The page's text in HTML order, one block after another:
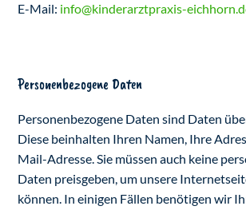
E-Mail: info kinderarztpraxis-
Personenbezogene Daten
Personenbezogene Daten sind Daten
Diese beinhalten Ihren Namen, Ihre
Mail-Adresse. Sie müssen auch keine
Daten preisgeben, um unsere
können. In einigen Fällen benötigen wir